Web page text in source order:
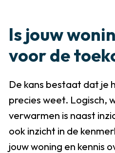
Is jouw
voor de
De kans bestaat dat je
precies weet. Logisch,
verwarmen is naast
ook inzicht in de
jouw woning en kennis